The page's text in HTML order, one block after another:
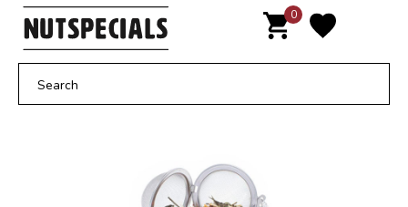
Door
naar
inhoud
0